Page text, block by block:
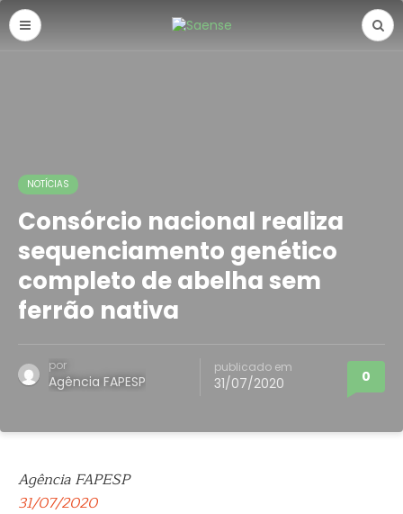
NOTÍCIAS
Consórcio nacional realiza
sequenciamento genético
completo de abelha sem
ferrão nativa
por
Agência FAPESP
publicado em
31/07/2020 0
Agência FAPESP
31/07/2020